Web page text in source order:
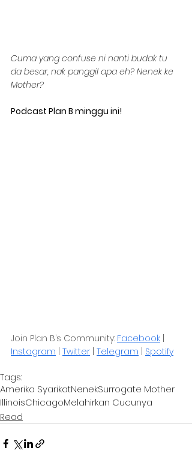
Cuma yang confuse ni nanti budak tu
da besar, nak panggil apa eh? Nenek ke
Mother?
Podcast Plan B minggu ini!
Join Plan B’s Community: Facebook |
Instagram | Twitter | Telegram | Spotify
Tags:
Amerika SyarikatNenekSurrogate Mother
IllinoisChicagoMelahirkan Cucunya
Read